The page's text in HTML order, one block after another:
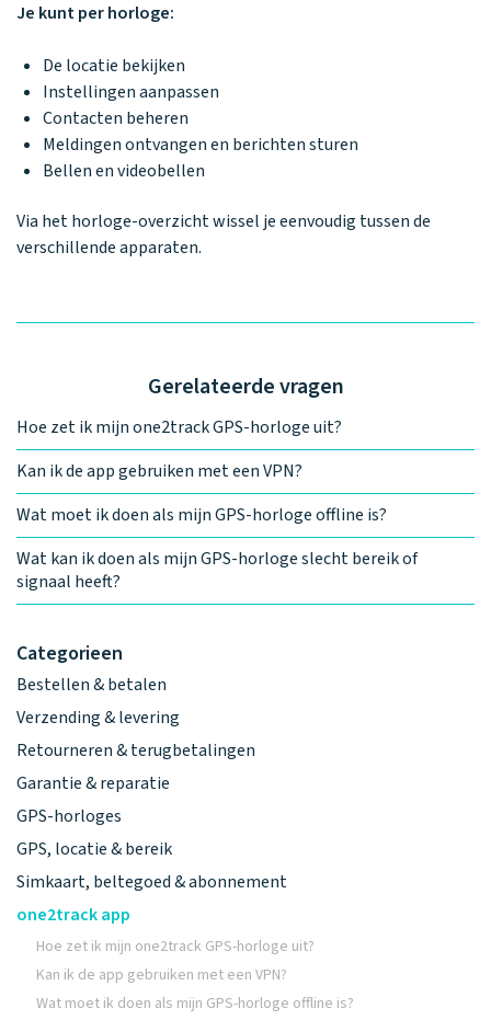
horloges
Werken bij
Stichting
Jarige Job
Categorieen
Bestellen & betalen
Verzending & levering
Retourneren & terugbetalingen
Garantie & reparatie
GPS-horloges
GPS, locatie & bereik
Simkaart, beltegoed & abonnement
one2track app
Hoe zet ik mijn one2track GPS-horloge uit?
Kan ik de app gebruiken met een VPN?
Wat moet ik doen als mijn GPS-horloge offline is?
Je kunt per horloge:
De locatie bekijken
Instellingen aanpassen
Contacten beheren
Meldingen ontvangen en berichten sturen
Bellen en videobellen
Via het horloge-overzicht wissel je eenvoudig tussen de
verschillende apparaten.
Gerelateerde vragen
Hoe zet ik mijn one2track GPS-horloge uit?
Kan ik de app gebruiken met een VPN?
Wat moet ik doen als mijn GPS-horloge offline is?
Wat kan ik doen als mijn GPS-horloge slecht bereik of
signaal heeft?